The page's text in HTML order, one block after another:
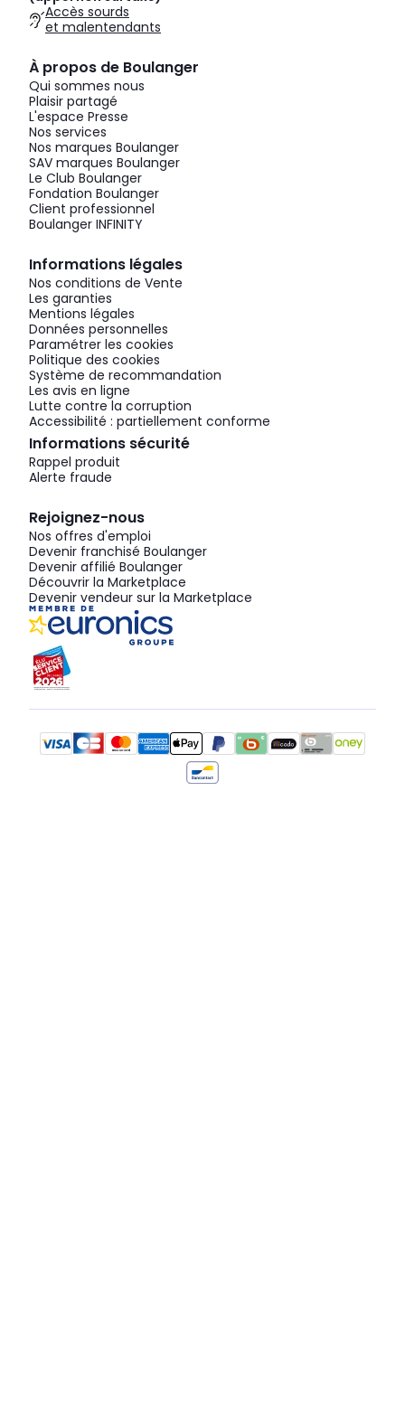
Accès sourds
et malentendants
À propos de Boulanger
Qui sommes nous
Plaisir partagé
L'espace Presse
Nos services
Nos marques Boulanger
SAV marques Boulanger
Le Club Boulanger
Fondation Boulanger
Client professionnel
Boulanger INFINITY
Informations légales
Nos conditions de Vente
Les garanties
Mentions légales
Données personnelles
Paramétrer les cookies
Politique des cookies
Système de recommandation
Les avis en ligne
Lutte contre la corruption
Accessibilité : partiellement conforme
Informations sécurité
Rappel produit
Alerte fraude
Rejoignez-nous
Nos offres d'emploi
Devenir franchisé Boulanger
Devenir affilié Boulanger
Découvrir la Marketplace
Devenir vendeur sur la Marketplace